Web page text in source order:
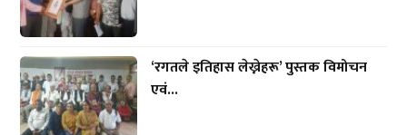
‘रगतले इतिहास लेख्नेहरू’ पुस्तक विमोचन
एवं...